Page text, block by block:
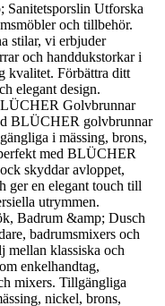
Sanitetsporslin Utforska
och tillbehör.
stilar, vi erbjuder
och handdukstorkar i
kvalitet. Förbättra ditt
elegant design.
Golvbrunnar
BLÜCHER golvbrunnar
i mässing, brons,
med BLÜCHER
skyddar avloppet,
ger en elegant touch till
utrymmen.
Badrum &amp; Dusch
badrumsmixers och
mellan klassiska och
enkelhandtag,
mixers. Tillgängliga
nickel, brons,